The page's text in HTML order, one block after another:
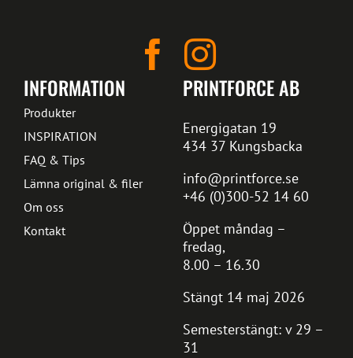
PRINTFORCE AB
Energigatan 19
434 37 Kungsbacka
info@printforce.se
+46 (0)300-52 14 60
Öppet måndag –
fredag,
8.00 – 16.30
Stängt 14 maj 2026
Semesterstängt: v 29 –
31
INFORMATION
Produkter
INSPIRATION
FAQ & Tips
Lämna original & filer
Om oss
Kontakt